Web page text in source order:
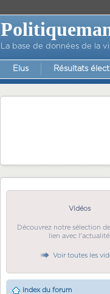
La base de données de la
Elus Résultats
Vidéos
Découvrez notre sélection
lien avec l'actualité.
Voir toutes les
Index du forum